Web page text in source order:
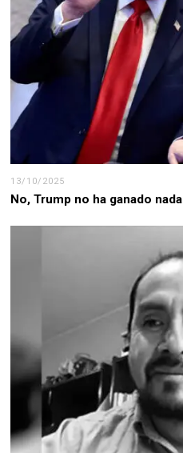
13/10/2025
No, Trump no ha ganado nada